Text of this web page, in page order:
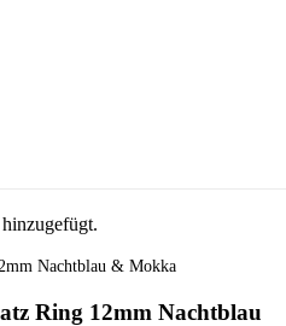
Nachtblau & Mokka
Ring 12mm Nachtblau